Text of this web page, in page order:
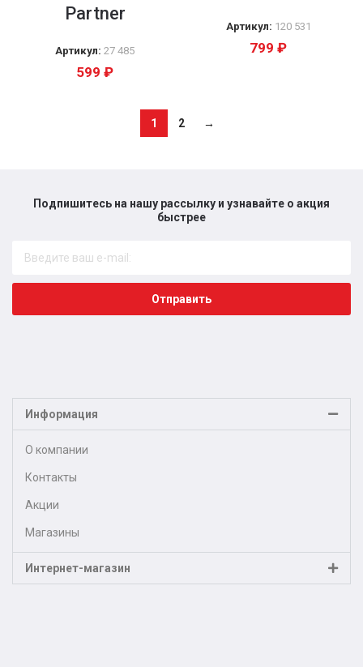
Partner
Артикул: 27 485
599 ₽
Артикул: 120 531
799 ₽
1 2 →
Подпишитесь на нашу рассылку и узнавайте о акция
быстрее​
Отправить
Информация
О компании
Контакты
Акции
Магазины
Интернет-магазин